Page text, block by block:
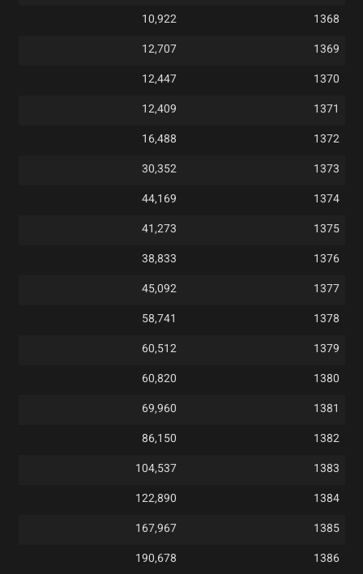
1368
10,922
1369
12,707
1370
12,447
1371
12,409
1372
16,488
1373
30,352
1374
44,169
1375
41,273
1376
38,833
1377
45,092
1378
58,741
1379
60,512
1380
60,820
1381
69,960
1382
86,150
1383
104,537
1384
122,890
1385
167,967
1386
190,678